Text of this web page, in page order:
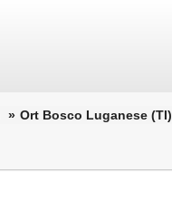
Ort Bosco Luganese (TI)